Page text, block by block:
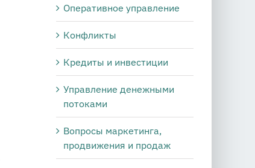
Оперативное управление
Конфликты
Кредиты и инвестиции
Управление денежными
потоками
Вопросы маркетинга,
продвижения и продаж